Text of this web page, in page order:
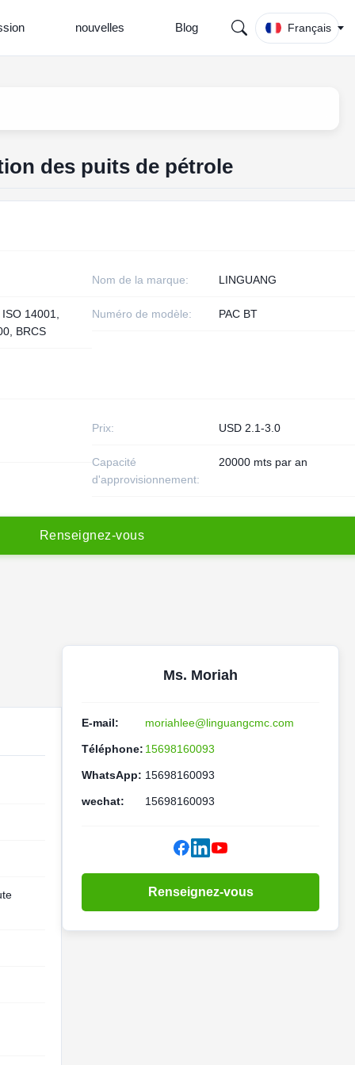
nouvelles Blog Français
des puits de pétrole
Nom de la marque: LINGUANG
14001,
BRCS
Numéro de modèle: PAC BT
Prix: USD 2.1-3.0
Capacité
d'approvisionnement:
20000 mts par an
Renseignez-vous
Ms. Moriah
E-mail: moriahlee@linguangcmc.com
Téléphone: 15698160093
WhatsApp: 15698160093
wechat: 15698160093
Renseignez-vous